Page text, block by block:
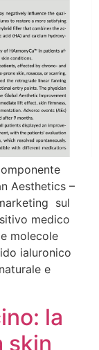
Aesthetics –
sul
medico
molecole
ialuronico
e
la
skin